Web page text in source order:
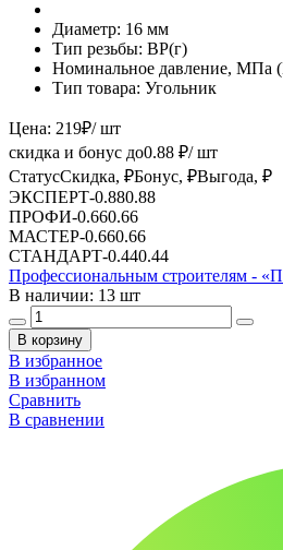
Диаметр: 16 мм
Тип резьбы: ВР(г)
Номинальное давление, МПа
Тип товара: Угольник
Цена: 219₽/ шт
скидка и бонус до0.88 ₽/ шт
СтатусСкидка, ₽Бонус, ₽Выгода, ₽
ЭКСПЕРТ-0.880.88
ПРОФИ-0.660.66
МАСТЕР-0.660.66
СТАНДАРТ-0.440.44
Профессиональным строителям -
В наличии: 13 шт
В корзину
В избранное
В избранном
Сравнить
В сравнении